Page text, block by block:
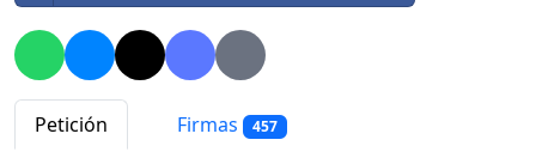
Petición Firmas 457